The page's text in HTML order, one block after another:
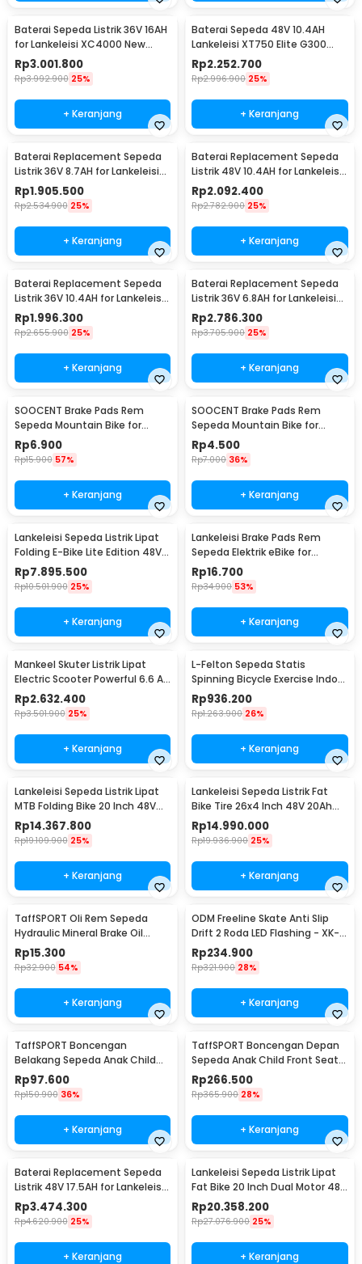
Baterai Sepeda Listrik 36V 16AH
for Lankeleisi XC4000 New
Model - LN-J1-10S5P
Rp3.001.800
Rp3.992.900 25%
+ Keranjang
Baterai Sepeda 48V 10.4AH
Lankeleisi XT750 Elite G300
New X2000 G660
Rp2.252.700
Rp2.996.900 25%
+ Keranjang
Baterai Replacement Sepeda
Listrik 36V 8.7AH for Lankeleisi
G100 - SDK114
Rp1.905.500
Rp2.534.900 25%
+ Keranjang
Baterai Replacement Sepeda
Listrik 48V 10.4AH for Lankeleisi
T8 Elite
Rp2.092.400
Rp2.782.900 25%
+ Keranjang
Baterai Replacement Sepeda
Listrik 36V 10.4AH for Lankeleisi
New RS600
Rp1.996.300
Rp2.655.900 25%
+ Keranjang
Baterai Replacement Sepeda
Listrik 36V 6.8AH for Lankeleisi
S600
Rp2.786.300
Rp3.705.900 25%
+ Keranjang
SOOCENT Brake Pads Rem
Sepeda Mountain Bike for
Shimano M445 M355 M395 -
SZ911
Rp6.900
Rp15.900 57%
+ Keranjang
SOOCENT Brake Pads Rem
Sepeda Mountain Bike for
Shimano BB5 - SZ911
Rp4.500
Rp7.000 36%
+ Keranjang
Lankeleisi Sepeda Listrik Lipat
Folding E-Bike Lite Edition 48V
8.7Ah - G660
Rp7.895.500
Rp10.501.900 25%
+ Keranjang
Lankeleisi Brake Pads Rem
Sepeda Elektrik eBike for
Lankeleisi
Rp16.700
Rp34.900 53%
+ Keranjang
Mankeel Skuter Listrik Lipat
Electric Scooter Powerful 6.6 AH
8.5 Inch - M187
Rp2.632.400
Rp3.501.900 25%
+ Keranjang
L-Felton Sepeda Statis
Spinning Bicycle Exercise Indoor
Gym Bike - LF110
Rp936.200
Rp1.263.900 26%
+ Keranjang
Lankeleisi Sepeda Listrik Lipat
MTB Folding Bike 20 Inch 48V
17.5Ah - X3000 Plus
Rp14.367.800
Rp19.109.900 25%
+ Keranjang
Lankeleisi Sepeda Listrik Fat
Bike Tire 26x4 Inch 48V 20Ah
with Saddle - MG600 Plus
Rp14.990.000
Rp19.936.900 25%
+ Keranjang
TaffSPORT Oli Rem Sepeda
Hydraulic Mineral Brake Oil
60ml for Shimano - DT01
Rp15.300
Rp32.900 54%
+ Keranjang
ODM Freeline Skate Anti Slip
Drift 2 Roda LED Flashing - XK-
SK0004
Rp234.900
Rp321.900 28%
+ Keranjang
TaffSPORT Boncengan
Belakang Sepeda Anak Child
Safety Back Seat - Y11
Rp97.600
Rp150.900 36%
+ Keranjang
TaffSPORT Boncengan Depan
Sepeda Anak Child Front Seat
with Pedal - Z7
Rp266.500
Rp365.900 28%
+ Keranjang
Baterai Replacement Sepeda
Listrik 48V 17.5AH for Lankeleisi
X3000Plus
Rp3.474.300
Rp4.620.900 25%
+ Keranjang
Lankeleisi Sepeda Listrik Lipat
Fat Bike 20 Inch Dual Motor 48V
20Ah - X3000 MAX
Rp20.358.200
Rp27.076.900 25%
+ Keranjang